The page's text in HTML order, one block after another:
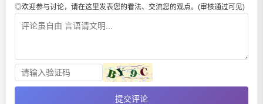
◎欢迎参与讨论，请在这里发表您的看法、交流您的观点。(审核通过可见)
提交评论